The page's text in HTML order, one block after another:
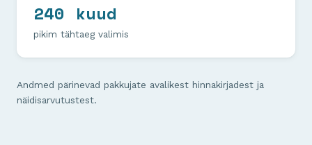
240 kuud
pikim tähtaeg valimis
Andmed pärinevad pakkujate avalikest hinnakirjadest ja
näidisarvutustest.